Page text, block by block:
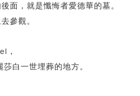
面，就是懺悔者愛德華的墓。
參觀。
，
白一世埋葬的地方。